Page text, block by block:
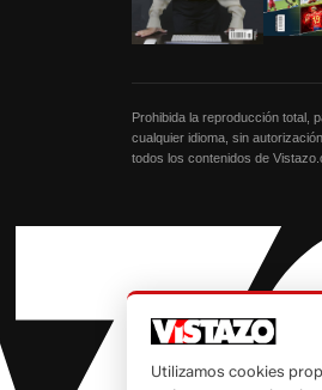
Prohibida la reproducción total,
cualquier idioma, sin
todos los contenidos de
Utilizamos cookies